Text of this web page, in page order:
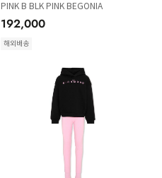
PINK B BLK PINK BEGONIA
192,000
해외배송